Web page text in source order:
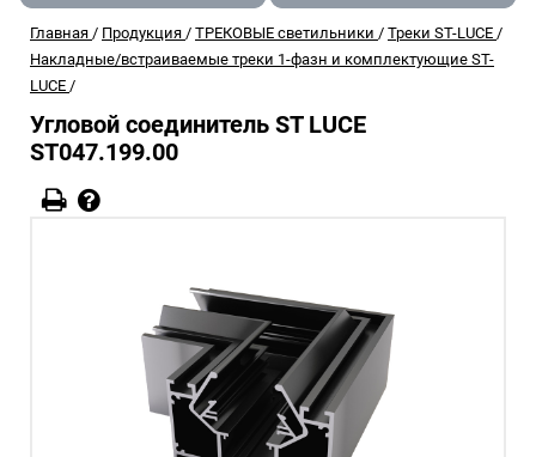
Главная / Продукция / ТРЕКОВЫЕ светильники / Треки ST-LUCE /
Накладные/встраиваемые треки 1-фазн и комплектующие ST-
LUCE /
Угловой соединитель ST LUCE
ST047.199.00